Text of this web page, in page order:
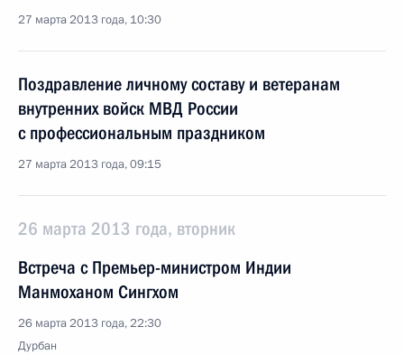
27 марта 2013 года, 10:30
Поздравление личному составу и ветеранам
внутренних войск МВД России
с профессиональным праздником
27 марта 2013 года, 09:15
26 марта 2013 года, вторник
Встреча с Премьер-министром Индии
Манмоханом Сингхом
26 марта 2013 года, 22:30
Дурбан